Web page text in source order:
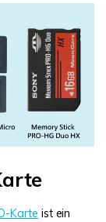
Karte ist ein